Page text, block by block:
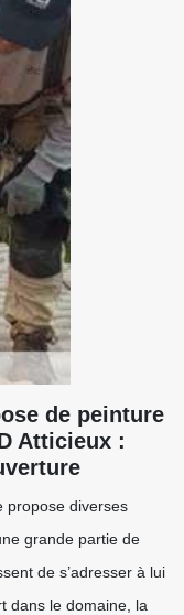
de peinture
Atticieux :
propose diverses
grande partie de
de s’adresser à lui
dans le domaine, la